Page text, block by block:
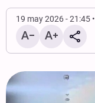
19 may 2026 - 21:45